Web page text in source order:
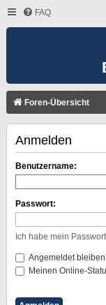
FAQ
Foren-Übersicht
Anmelden
Benutzername:
Passwort:
Ich habe mein
Angemeldet bleiben
Meinen Online-